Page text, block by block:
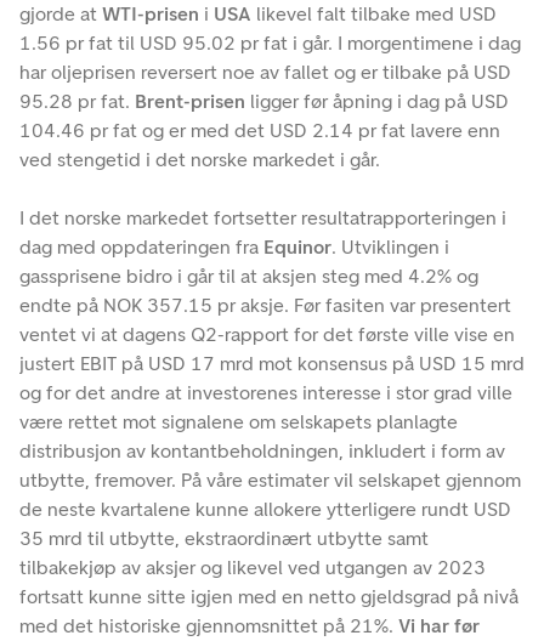
gjorde at WTI-prisen i USA likevel falt tilbake med USD
1.56 pr fat til USD 95.02 pr fat i går. I morgentimene i dag
har oljeprisen reversert noe av fallet og er tilbake på USD
95.28 pr fat. Brent-prisen ligger før åpning i dag på USD
104.46 pr fat og er med det USD 2.14 pr fat lavere enn
ved stengetid i det norske markedet i går.
I det norske markedet fortsetter resultatrapporteringen i
dag med oppdateringen fra Equinor. Utviklingen i
gassprisene bidro i går til at aksjen steg med 4.2% og
endte på NOK 357.15 pr aksje. Før fasiten var presentert
ventet vi at dagens Q2-rapport for det første ville vise en
justert EBIT på USD 17 mrd mot konsensus på USD 15 mrd
og for det andre at investorenes interesse i stor grad ville
være rettet mot signalene om selskapets planlagte
distribusjon av kontantbeholdningen, inkludert i form av
utbytte, fremover. På våre estimater vil selskapet gjennom
de neste kvartalene kunne allokere ytterligere rundt USD
35 mrd til utbytte, ekstraordinært utbytte samt
tilbakekjøp av aksjer og likevel ved utgangen av 2023
fortsatt kunne sitte igjen med en netto gjeldsgrad på nivå
med det historiske gjennomsnittet på 21%. Vi har før